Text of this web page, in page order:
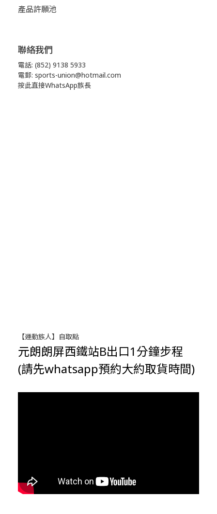
產品許願池
聯絡我們
電話: (852) 9138 5933
電郵: sports-union@hotmail.com
按此直接WhatsApp族長
【運動族人】自取點
元朗朗屏西鐵站B出口1分鐘步程
(請先whatsapp預約大約取貨時間)